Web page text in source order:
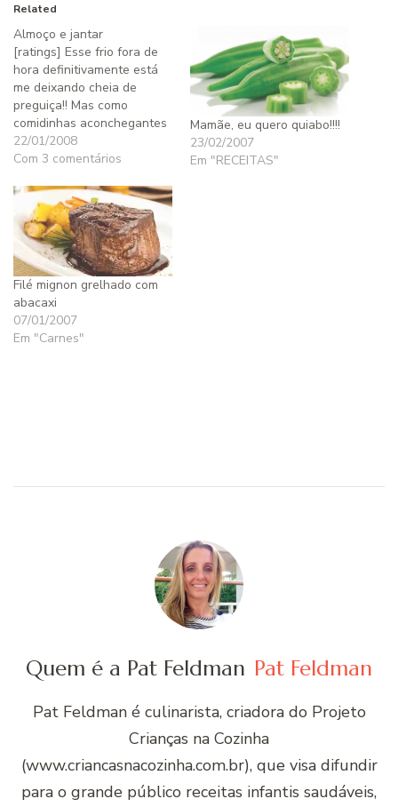
Related
Almoço e jantar
[ratings] Esse frio fora de
hora definitivamente está
me deixando cheia de
preguiça!! Mas como
comidinhas aconchegantes
nunca falta aqui em casa…
Aí vai! Nós almoçamos o
grão de bico de ontem, que
o pequeno não gostou
muito, apesar de ter comido
um prato, resignado…
22/01/2008
Com 3 comentários
Mamãe, eu quero quiabo!!!!
23/02/2007
Em "RECEITAS"
Filé mignon grelhado com
abacaxi
07/01/2007
Em "Carnes"
Quem é a Pat Feldman Pat Feldman
Pat Feldman é culinarista, criadora do Projeto
Crianças na Cozinha
(www.criancasnacozinha.com.br), que visa difundir
para o grande público receitas infantis saudáveis,